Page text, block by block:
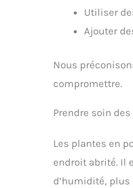
Utiliser
Ajouter
Nous
compromettre.
Prendre soin
Les plantes en
endroit abrité. Il
d’humidité,